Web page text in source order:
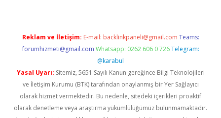
Reklam ve İletişim: E-mail: backlinkpaneli@gmail.com Teams:
forumhizmeti@gmail.com Whatsapp: 0262 606 0 726 Telegram:
@karabul
Yasal Uyarı: Sitemiz, 5651 Sayılı Kanun gereğince Bilgi Teknolojileri
ve İletişim Kurumu (BTK) tarafından onaylanmış bir Yer Sağlayıcı
olarak hizmet vermektedir. Bu nedenle, sitedeki içerikleri proaktif
olarak denetleme veya araştırma yükümlülüğümüz bulunmamaktadır.